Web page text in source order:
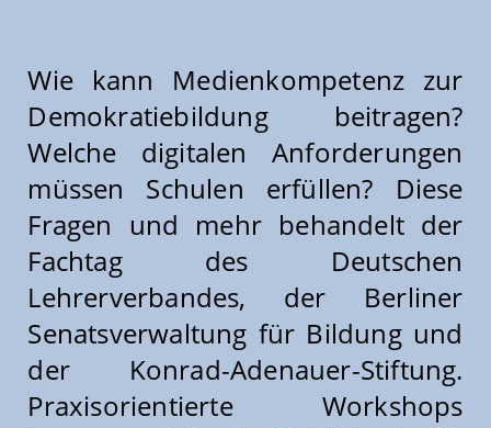
Wie kann Medienkompetenz zur
Demokratiebildung beitragen?
Welche digitalen Anforderungen
müssen Schulen erfüllen? Diese
Fragen und mehr behandelt der
Fachtag des Deutschen
Lehrerverbandes, der Berliner
Senatsverwaltung für Bildung und
der Konrad-Adenauer-Stiftung.
Praxisorientierte Workshops